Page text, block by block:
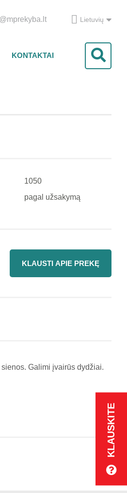
Lietuvių
KONTAKTAI
KLAUSKITE
1050
pagal užsakymą
KLAUSTI APIE PREKĘ
Galimi įvairūs dydžiai.